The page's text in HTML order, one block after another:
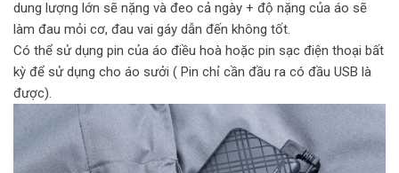
dung lượng lớn sẽ nặng và đeo cả ngày + độ nặng của áo sẽ
làm đau mỏi cơ, đau vai gáy dẫn đến không tốt.
Có thể sử dụng pin của áo điều hoà hoặc pin sạc điện thoại bất
kỳ để sử dụng cho áo sưởi ( Pin chỉ cần đầu ra có đầu USB là
được).